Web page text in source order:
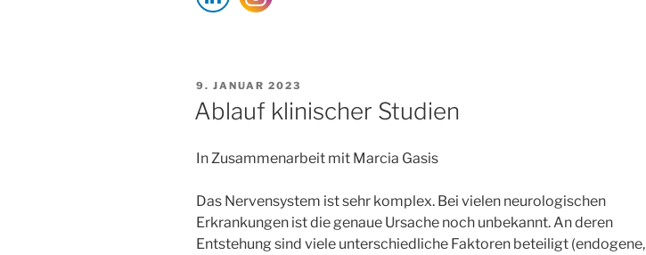
Patients
Between
and
Disease“
VERÖFFENTLICHT
AM
9. JANUAR 2023
Ablauf klinischer Studien
In Zusammenarbeit mit Marcia Gasis
Das Nervensystem ist sehr komplex. Bei vielen neurologischen
Erkrankungen ist die genaue Ursache noch unbekannt. An deren
Entstehung sind viele unterschiedliche Faktoren beteiligt (endogene,